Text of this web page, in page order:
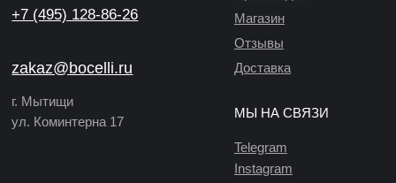
г. Мытищи
ул. Коминтерна 17
+7 (495) 128-86-26
zakaz@bocelli.ru
Магазин
Отзывы
Доставка
МЫ НА СВЯЗИ
Telegram
Instagram